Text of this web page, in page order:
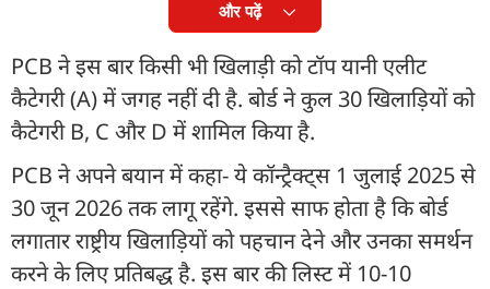
और पढ़ें
PCB ने इस बार किसी भी खिलाड़ी को टॉप यानी एलीट
कैटेगरी (A) में जगह नहीं दी है. बोर्ड ने कुल 30 खिलाड़ियों को
कैटेगरी B, C और D में शामिल किया है.
PCB ने अपने बयान में कहा- ये कॉन्ट्रैक्ट्स 1 जुलाई 2025 से
30 जून 2026 तक लागू रहेंगे. इससे साफ होता है कि बोर्ड
लगातार राष्ट्रीय खिलाड़ियों को पहचान देने और उनका समर्थन
करने के लिए प्रतिबद्ध है. इस बार की लिस्ट में 10-10